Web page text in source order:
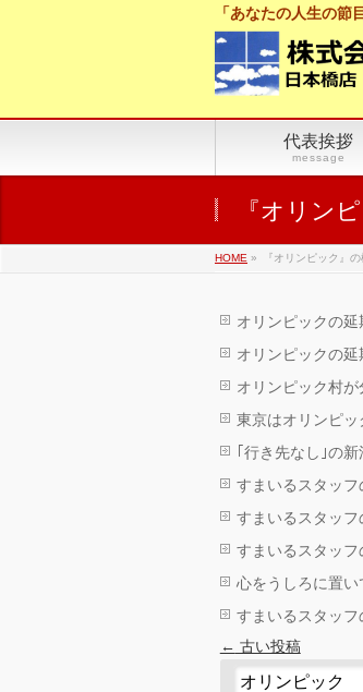
「あなたの人生の節
代表挨拶
message
『オリン
HOME » 『オリンピック』
オリンピックの延
オリンピックの延
オリンピック村が
東京はオリンピッ
｢行き先なし｣の
すまいるスタッフ
すまいるスタッフ
すまいるスタッフ
心をうしろに置い
すまいるスタッフ
← 古い投稿